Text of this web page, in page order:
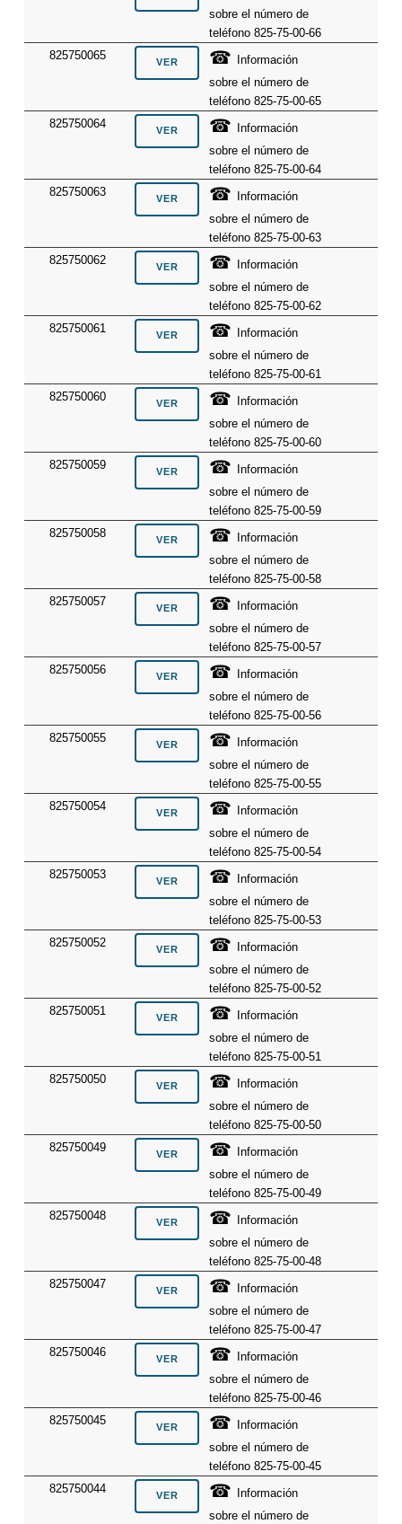
sobre el número de
teléfono 825-75-00-66
825750065
☎
Información
sobre el número de
teléfono 825-75-00-65
825750064
☎
Información
sobre el número de
teléfono 825-75-00-64
825750063
☎
Información
sobre el número de
teléfono 825-75-00-63
825750062
☎
Información
sobre el número de
teléfono 825-75-00-62
825750061
☎
Información
sobre el número de
teléfono 825-75-00-61
825750060
☎
Información
sobre el número de
teléfono 825-75-00-60
825750059
☎
Información
sobre el número de
teléfono 825-75-00-59
825750058
☎
Información
sobre el número de
teléfono 825-75-00-58
825750057
☎
Información
sobre el número de
teléfono 825-75-00-57
825750056
☎
Información
sobre el número de
teléfono 825-75-00-56
825750055
☎
Información
sobre el número de
teléfono 825-75-00-55
825750054
☎
Información
sobre el número de
teléfono 825-75-00-54
825750053
☎
Información
sobre el número de
teléfono 825-75-00-53
825750052
☎
Información
sobre el número de
teléfono 825-75-00-52
825750051
☎
Información
sobre el número de
teléfono 825-75-00-51
825750050
☎
Información
sobre el número de
teléfono 825-75-00-50
825750049
☎
Información
sobre el número de
teléfono 825-75-00-49
825750048
☎
Información
sobre el número de
teléfono 825-75-00-48
825750047
☎
Información
sobre el número de
teléfono 825-75-00-47
825750046
☎
Información
sobre el número de
teléfono 825-75-00-46
825750045
☎
Información
sobre el número de
teléfono 825-75-00-45
825750044
☎
Información
sobre el número de